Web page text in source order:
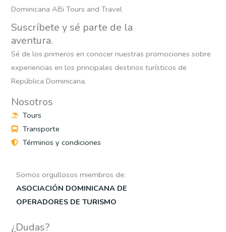
Suscríbete y sé parte de la
aventura.
Sé de los primeros en conocer nuestras promociones sobre
experiencias en los principales destinos turísticos de
República Dominicana.
Nosotros
Tours
Transporte
Términos y condiciones
Somos orgullosos miembros de:
ASOCIACIÓN DOMINICANA DE
OPERADORES DE TURISMO
¿Dudas?